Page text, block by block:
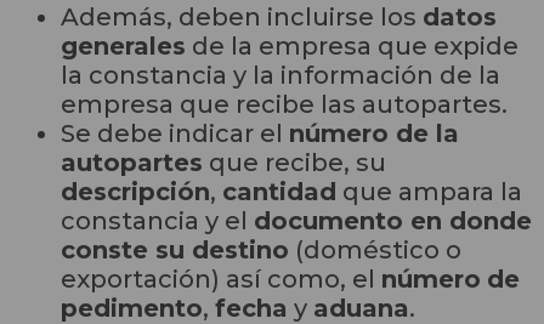
Además, deben incluirse los datos
generales de la empresa que expide
la constancia y la información de la
empresa que recibe las autopartes.
Se debe indicar el número de la
autopartes que recibe, su
descripción, cantidad que ampara la
constancia y el documento en donde
conste su destino (doméstico o
exportación) así como, el número de
pedimento, fecha y aduana.